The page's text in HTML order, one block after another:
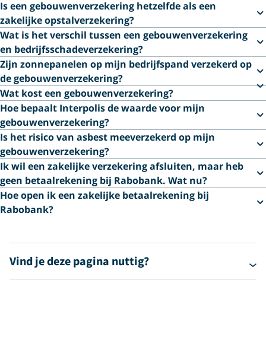
Is een gebouwenverzekering hetzelfde als een
zakelijke opstalverzekering?
Wat is het verschil tussen een gebouwenverzekering
en bedrijfsschade­verzekering?
Zijn zonnepanelen op mijn bedrijfspand verzekerd op
de gebouwenverzekering?
Wat kost een gebouwenverzekering?
Hoe bepaalt Interpolis de waarde voor mijn
gebouwenverzekering?
Is het risico van asbest meeverzekerd op mijn
gebouwenverzekering?
Ik wil een zakelijke verzekering afsluiten, maar heb
geen betaalrekening bij Rabobank. Wat nu?
Hoe open ik een zakelijke betaalrekening bij
Rabobank?
Vind je deze pagina nuttig?